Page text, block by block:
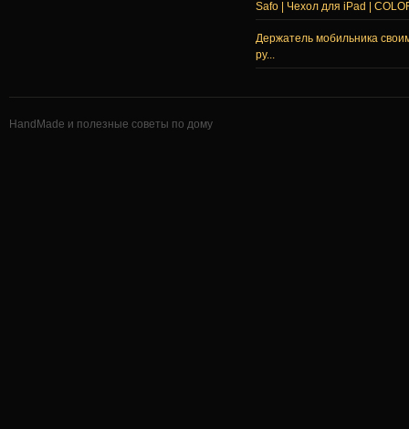
Safo | Чехол для iPad |
Держатель мобильника
ру...
HandMade и полезные советы по дому